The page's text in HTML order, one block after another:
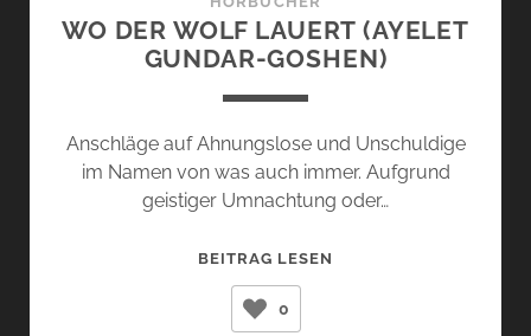
WO DER WOLF LAUERT (AYELET
GUNDAR-GOSHEN)
Anschläge auf Ahnungslose und Unschuldige
im Namen von was auch immer. Aufgrund
geistiger Umnachtung oder…
BEITRAG LESEN
0